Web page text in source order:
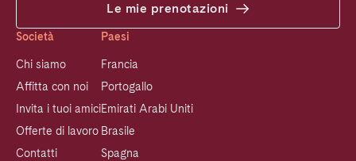
Le mie prenotazioni
Società
Chi siamo
Affitta con noi
Invita i tuoi amici
Offerte di lavoro
Contatti
Paesi
Francia
Portogallo
Emirati Arabi Uniti
Brasile
Spagna